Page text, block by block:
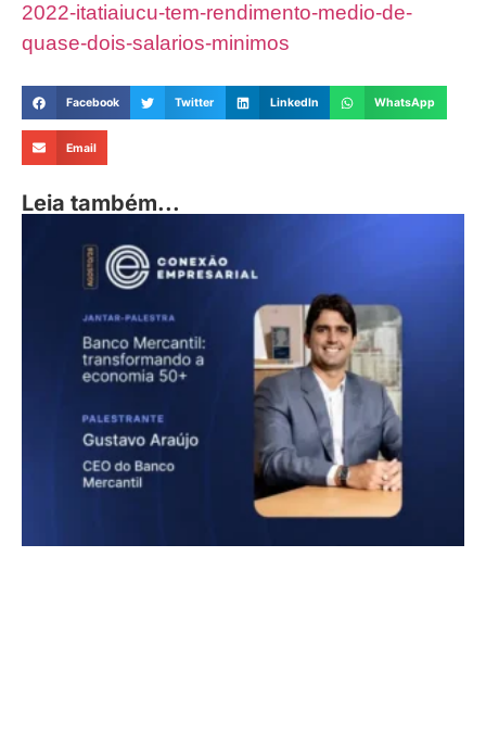
2022-itatiaiucu-tem-rendimento-medio-de-
quase-dois-salarios-minimos
Facebook Twitter LinkedIn WhatsApp
Email
Leia também...